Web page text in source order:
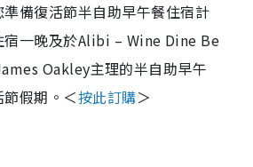
備復活節半自助早午餐住宿計
宿一晚及於Alibi – Wine Dine Be
Oakley主理的半自助早午
假期。＜按此訂購＞